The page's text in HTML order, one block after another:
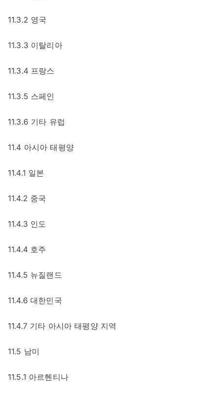
11.3.2 영국
11.3.3 이탈리아
11.3.4 프랑스
11.3.5 스페인
11.3.6 기타 유럽
11.4 아시아 태평양
11.4.1 일본
11.4.2 중국
11.4.3 인도
11.4.4 호주
11.4.5 뉴질랜드
11.4.6 대한민국
11.4.7 기타 아시아 태평양 지역
11.5 남미
11.5.1 아르헨티나